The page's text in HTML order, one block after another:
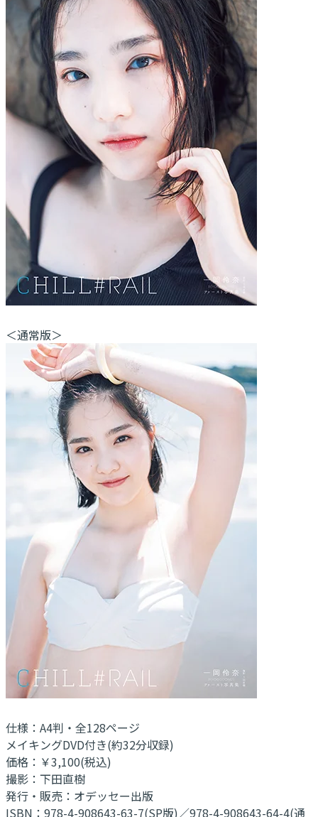
＜通常版＞
仕様：A4判・全128ページ
メイキングDVD付き(約32分収録)
価格：￥3,100(税込)
撮影：下田直樹
発行・販売：オデッセー出版
ISBN：978-4-908643-63-7(SP版)／978-4-908643-64-4(通